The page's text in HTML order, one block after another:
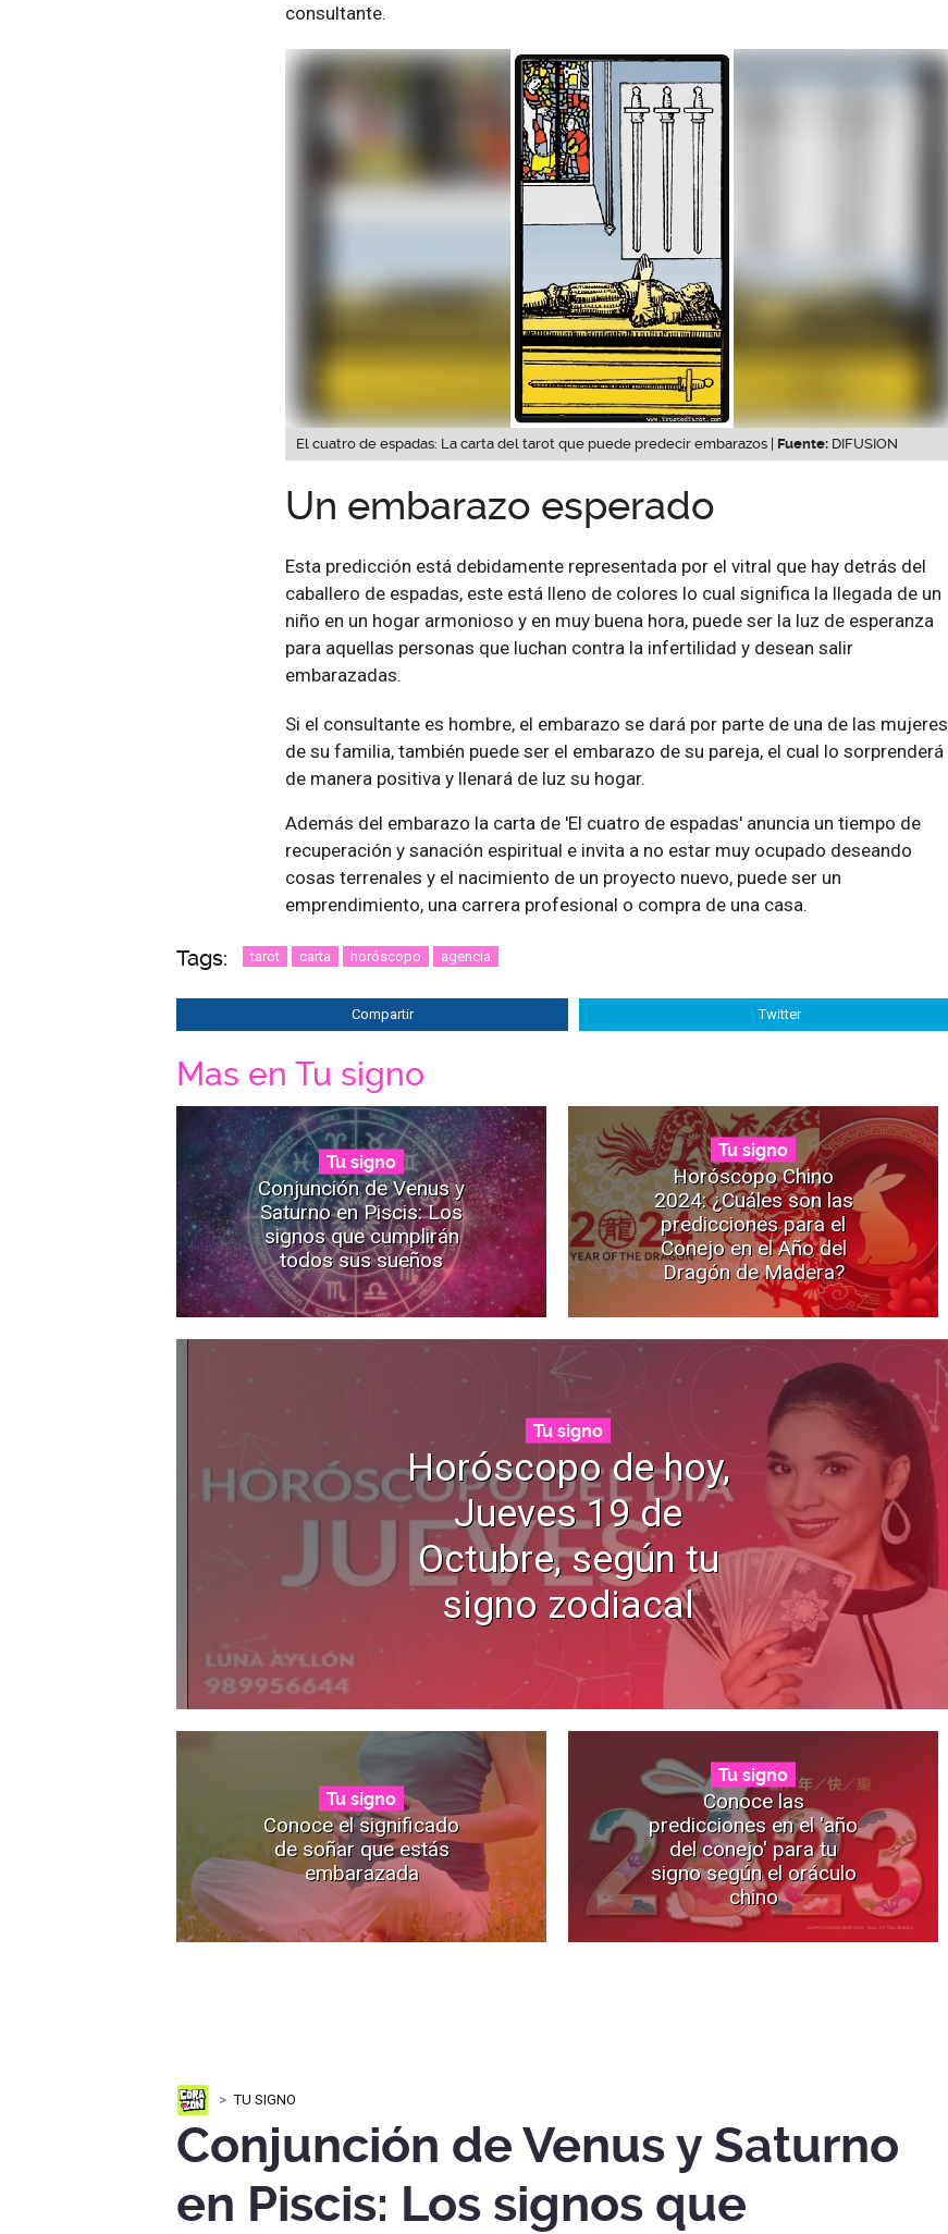
consultante.
El cuatro de espadas: La carta del tarot que puede predecir embarazos | Fuente: DIFUSION
Un embarazo esperado
Esta predicción está debidamente representada por el vitral que hay detrás del
caballero de espadas, este está lleno de colores lo cual significa la llegada de un
niño en un hogar armonioso y en muy buena hora, puede ser la luz de esperanza
para aquellas personas que luchan contra la infertilidad y desean salir
embarazadas.
Si el consultante es hombre, el embarazo se dará por parte de una de las mujeres
de su familia, también puede ser el embarazo de su pareja, el cual lo sorprenderá
de manera positiva y llenará de luz su hogar.
Además del embarazo la carta de 'El cuatro de espadas' anuncia un tiempo de
recuperación y sanación espiritual e invita a no estar muy ocupado deseando
cosas terrenales y el nacimiento de un proyecto nuevo, puede ser un
emprendimiento, una carrera profesional o compra de una casa.
Tags: tarot carta horóscopo agencia
Compartir Twitter
Mas en Tu signo
Tu signo
Conjunción de Venus y
Saturno en Piscis: Los
signos que cumplirán
todos sus sueños
Tu signo
Horóscopo Chino
2024: ¿Cuáles son las
predicciones para el
Conejo en el Año del
Dragón de Madera?
Tu signo
Horóscopo de hoy,
Jueves 19 de
Octubre, según tu
signo zodiacal
Tu signo
Conoce el significado
de soñar que estás
embarazada
Tu signo
Conoce las
predicciones en el 'año
del conejo' para tu
signo según el oráculo
chino
TU SIGNO
Conjunción de Venus y Saturno
en Piscis: Los signos que